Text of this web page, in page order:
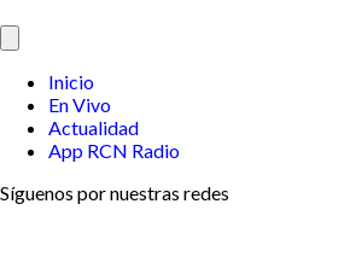
Inicio
En Vivo
Actualidad
App RCN Radio
Síguenos por nuestras redes